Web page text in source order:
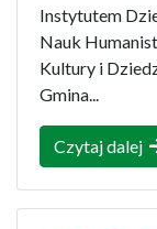
Instytutem
Nauk
Kultury i
Gmina...
Czytaj dalej